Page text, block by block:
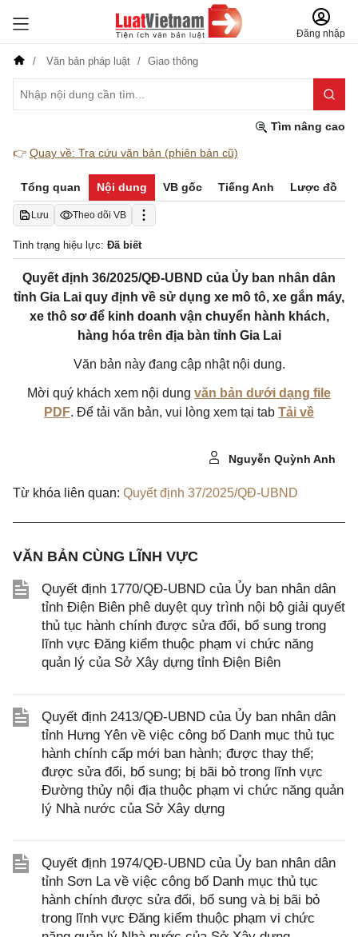
Đăng nhập
Văn bản pháp luật Giao thông
Tìm nâng cao
👉 Quay về: Tra cứu văn bản (phiên bản cũ)
Tổng quan Nội dung VB gốc Tiếng Anh Lược đồ
Lưu Theo dõi VB
Tình trạng hiệu lực: Đã biết
Quyết định 36/2025/QĐ-UBND của Ủy ban nhân dân
tỉnh Gia Lai quy định về sử dụng xe mô tô, xe gắn máy,
xe thô sơ để kinh doanh vận chuyển hành khách,
hàng hóa trên địa bàn tỉnh Gia Lai
Văn bản này đang cập nhật nội dung.
Mời quý khách xem nội dung văn bản dưới dạng file
PDF. Để tải văn bản, vui lòng xem tại tab Tải về
Nguyễn Quỳnh Anh
Từ khóa liên quan: Quyết định 37/2025/QĐ-UBND
VĂN BẢN CÙNG LĨNH VỰC
Quyết định 1770/QĐ-UBND của Ủy ban nhân dân
tỉnh Điện Biên phê duyệt quy trình nội bộ giải quyết
thủ tục hành chính được sửa đổi, bổ sung trong
lĩnh vực Đăng kiểm thuộc phạm vi chức năng
quản lý của Sở Xây dựng tỉnh Điện Biên
Quyết định 2413/QĐ-UBND của Ủy ban nhân dân
tỉnh Hưng Yên về việc công bố Danh mục thủ tục
hành chính cấp mới ban hành; được thay thế;
được sửa đổi, bổ sung; bị bãi bỏ trong lĩnh vực
Đường thủy nội địa thuộc phạm vi chức năng quản
lý Nhà nước của Sở Xây dựng
Quyết định 1974/QĐ-UBND của Ủy ban nhân dân
tỉnh Sơn La về việc công bố Danh mục thủ tục
hành chính được sửa đổi, bổ sung và bị bãi bỏ
trong lĩnh vực Đăng kiểm thuộc phạm vi chức